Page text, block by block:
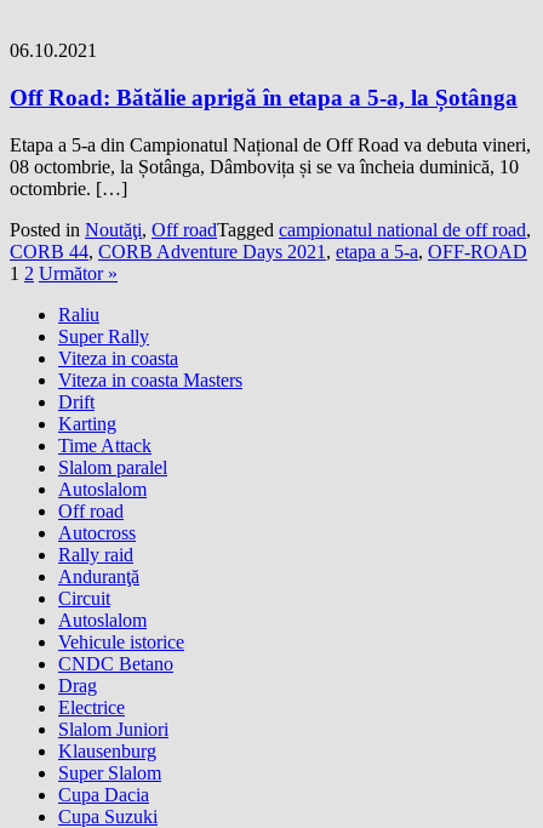
06.10.2021
Off Road: Bătălie aprigă în etapa a 5-a, la Șotânga
Etapa a 5-a din Campionatul Național de Off Road va debuta vineri,
08 octombrie, la Șotânga, Dâmbovița și se va încheia duminică, 10
octombrie. […]
Posted in Noutăţi, Off roadTagged campionatul national de off road,
CORB 44, CORB Adventure Days 2021 , etapa a 5-a, OFF-ROAD
1 2 Următor »
Raliu
Super Rally
Viteza in coasta
Viteza in coasta Masters
Drift
Karting
Time Attack
Slalom paralel
Autoslalom
Off road
Autocross
Rally raid
Anduranţă
Circuit
Autoslalom
Vehicule istorice
CNDC Betano
Drag
Electrice
Slalom Juniori
Klausenburg
Super Slalom
Cupa Dacia
Cupa Suzuki